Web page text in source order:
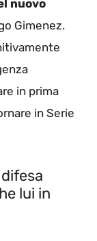
nuovo
Gimenez.
in prima
in Serie
lui in